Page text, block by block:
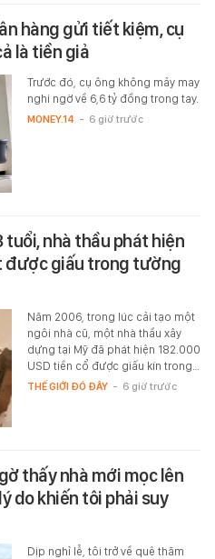
hàng gửi tiết kiệm, cụ
là tiền giả
Trước đó, cụ ông không mảy may
nghi ngờ về 6,6 tỷ đồng trong tay.
MONEY.14 - 6 giờ trước
tuổi, nhà thầu phát hiện
được giấu trong tường
Năm 2006, trong lúc cải tạo một
ngôi nhà cũ, một nhà thầu xây
dựng tại Mỹ đã phát hiện 182.000
USD tiền cổ được giấu kín trong…
THẾ GIỚI ĐÓ ĐÂY - 6 giờ trước
thấy nhà mới mọc lên
do khiến tôi phải suy
Dịp nghỉ lễ, tôi trở về quê thăm